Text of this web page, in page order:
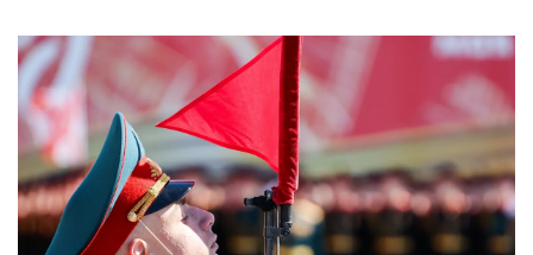
СТАТЬ СОУЧАСТНИКОМ
ПОДЕЛИТЬСЯ С ДРУЗЬЯМИ
Если у вас есть вопросы, пишите donate@novayagazeta.ru или
звоните:
+7 (929) 612-03-68